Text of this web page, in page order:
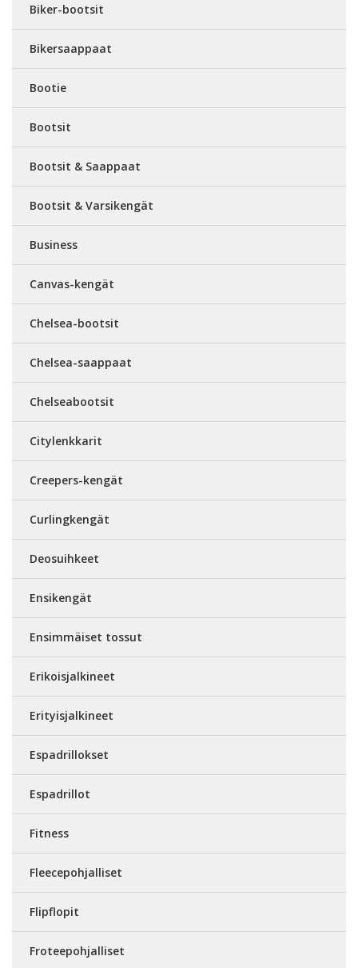
Biker-bootsit
Bikersaappaat
Bootie
Bootsit
Bootsit & Saappaat
Bootsit & Varsikengät
Business
Canvas-kengät
Chelsea-bootsit
Chelsea-saappaat
Chelseabootsit
Citylenkkarit
Creepers-kengät
Curlingkengät
Deosuihkeet
Ensikengät
Ensimmäiset tossut
Erikoisjalkineet
Erityisjalkineet
Espadrillokset
Espadrillot
Fitness
Fleecepohjalliset
Flipflopit
Froteepohjalliset